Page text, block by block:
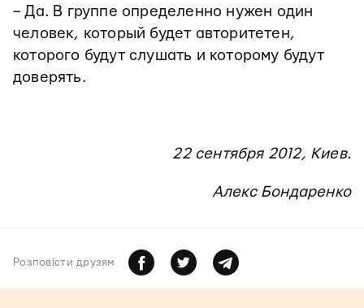
– Да. В группе определенно нужен один
человек, который будет авторитетен,
которого будут слушать и которому будут
доверять.
22 сентября 2012, Киев.
Алекс Бондаренко
Розповiсти друзям